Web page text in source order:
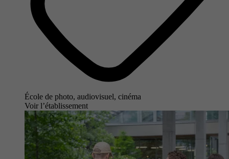
École de photo, audiovisuel, cinéma
Voir l’établissement